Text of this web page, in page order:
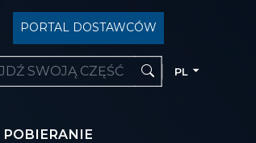
PORTAL DOSTAWCÓW
PL
POBIERANIE